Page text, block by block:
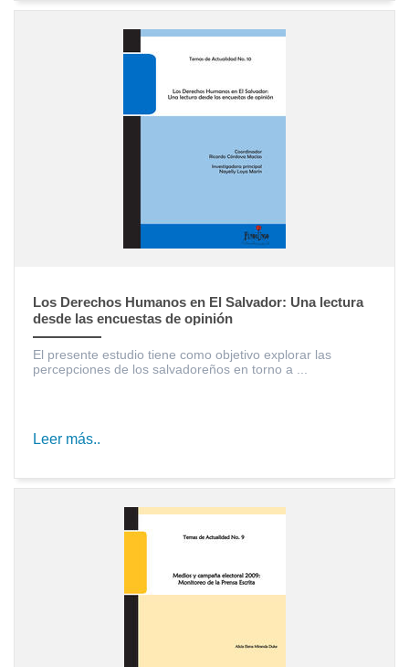
Los Derechos Humanos en El Salvador: Una lectura
desde las encuestas de opinión
El presente estudio tiene como objetivo explorar las
percepciones de los salvadoreños en torno a ...
Leer más..